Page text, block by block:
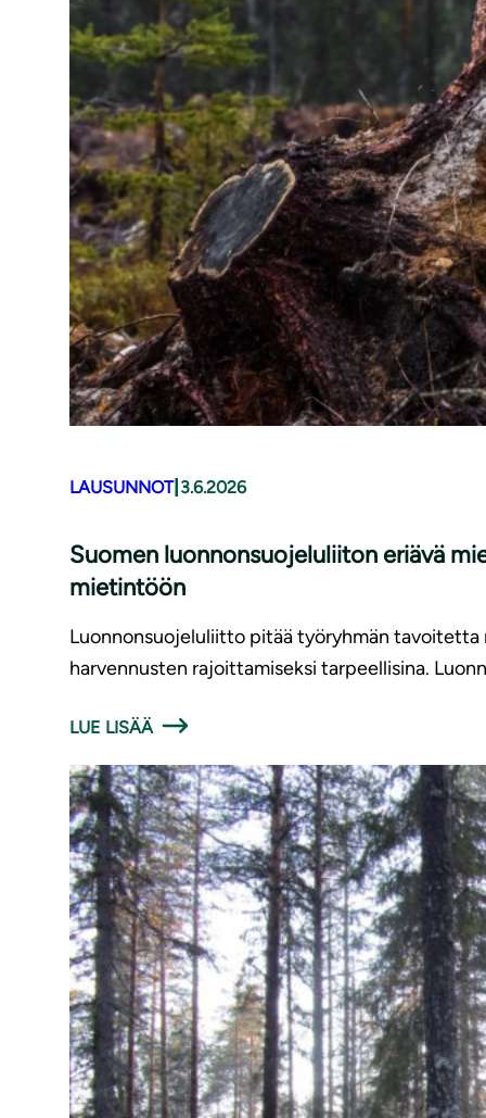
LAUSUNNOT| 3.6.2026
Suomen luonnonsuojeluliiton eriävä
mietintöön
Luonnonsuojeluliitto pitää työryhmän
harvennusten rajoittamiseksi tarpeellisina.
LUE LISÄÄ